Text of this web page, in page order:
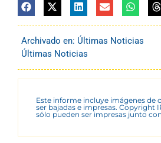
Archivado en: Últimas Noticias
Últimas Noticias
Este informe incluye imágenes de
ser bajadas e impresas. Copyright
sólo pueden ser impresas junto